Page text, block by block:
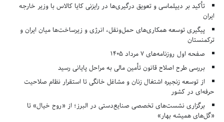
تأکید بر دیپلماسی و تعویق درگیری‌ها در رایزنی کایا کالاس با وزیر خارجه
ایران
پیگیری توسعه همکاری‌های حمل‌ونقل، انرژی و زیرساخت‌ها میان ایران و
ترکمنستان
صفحه اول روزنامه‌های 7 مرداد 1405
بررسی طرح اصلاح قانون تأمین مالی به مراحل پایانی رسید
از توسعه زنجیره اشتغال زنان و مشاغل خانگی تا استقرار نظام صلاحیت
حرفه‌ای در کشور
برگزاری نشست‌های تخصصی صنایع‌دستی در البرز؛ از «روح خیال» تا
«گل‌های همیشه بهار»